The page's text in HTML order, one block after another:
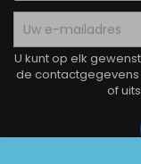
U kunt op elk
de
of